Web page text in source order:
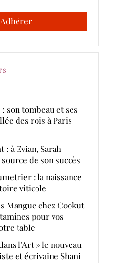
Adhérer
son tombeau et ses
des rois à Paris
: à Evian, Sarah
de son succès
: la naissance
viticole
Mangue chez Cookut
pour vos
table
l’Art » le nouveau
et écrivaine Shani